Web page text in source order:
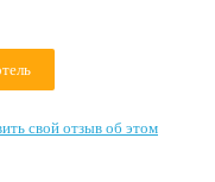
свой отзыв об этом